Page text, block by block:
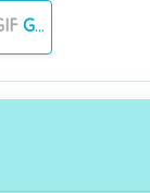
GIFT ITEMS